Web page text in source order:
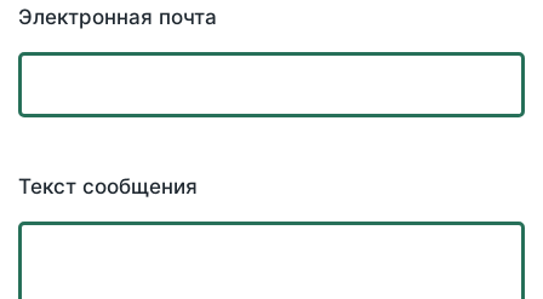
Электронная почта
Текст сообщения